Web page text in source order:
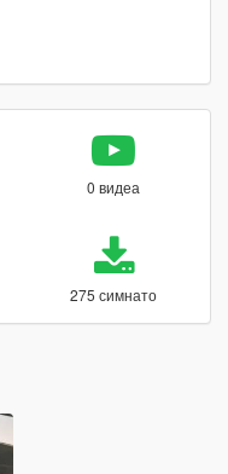
0 видеа
275 симнато